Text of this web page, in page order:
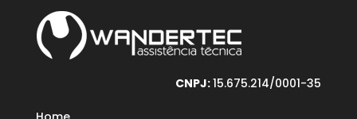
CNPJ:15.675.214/0001-35